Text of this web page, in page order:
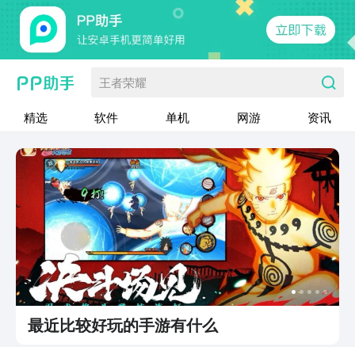
王者荣耀
精选 软件 单机 网游 资讯
最近比较好玩的手游有什么